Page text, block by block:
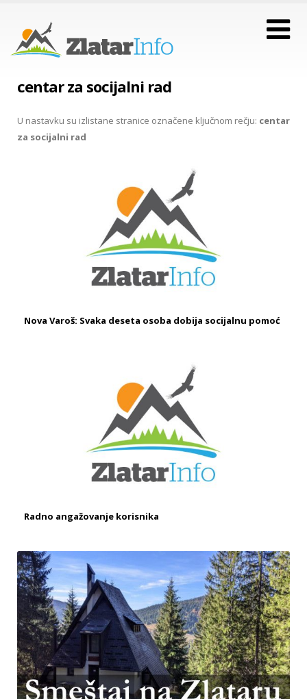
centar za socijalni rad
U nastavku su izlistane stranice označene ključnom rečju: centar
za socijalni rad
Nova Varoš: Svaka deseta osoba dobija socijalnu pomoć
Radno angažovanje korisnika